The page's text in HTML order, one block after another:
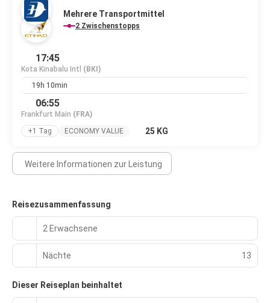
Mehrere Transportmittel
2 Zwischenstopps
17:45
Kota Kinabalu Intl (BKI)
19h 10min
06:55
Frankfurt Main (FRA)
+1 Tag
ECONOMY VALUE 25 KG
Weitere Informationen zur Leistung
Reisezusammenfassung
2 Erwachsene
Nächte 13
Dieser Reiseplan beinhaltet